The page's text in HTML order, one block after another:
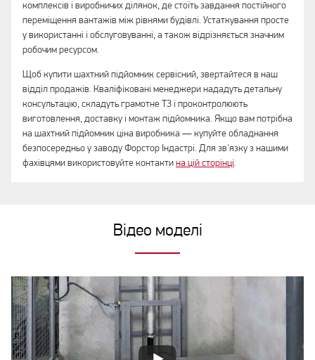
комплексів і виробничих ділянок, де стоїть завдання постійного
переміщення вантажів між рівнями будівлі. Устаткування просте
у використанні і обслуговуванні, а також відрізняється значним
робочим ресурсом.
Щоб купити шахтний підйомник сервісний, звертайтеся в наш
відділ продажів. Кваліфіковані менеджери нададуть детальну
консультацію, складуть грамотне ТЗ і проконтролюють
виготовлення, доставку і монтаж підйомника. Якщо вам потрібна
на шахтний підйомник ціна виробника — купуйте обладнання
безпосередньо у заводу Форстор Індастрі. Для зв'язку з нашими
фахівцями використовуйте контакти на цій сторінці.
Відео моделі